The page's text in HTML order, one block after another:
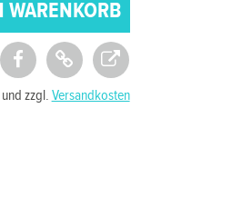
zzgl. Versandkosten